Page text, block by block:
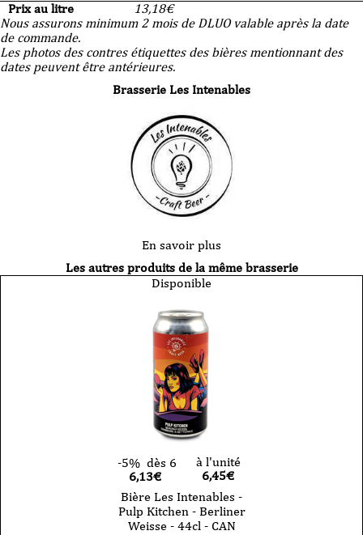
Prix au litre
13,18€
Nous assurons minimum 2 mois de DLUO valable après la date
de commande.
Les photos des contres étiquettes des bières mentionnant des
dates peuvent être antérieures.
Brasserie Les Intenables
En savoir plus
Les autres produits de la même brasserie
Disponible
-5% dès 6
6,13€
à l'unité
6,45€
Bière Les Intenables -
Pulp Kitchen - Berliner
Weisse - 44cl - CAN